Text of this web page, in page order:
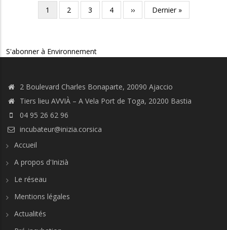
PaginationPage
courante
1 Page
2 Page
3 Page
4
Page
suivante
››
Dernière
page
Dernier »
S'abonner à Environnement
2 Boulevard Charles Bonaparte, 20090 Ajaccio
Tiers lieu AVVIÀ – A Vela Port de Toga, 20200 Bastia
04 95 26 62 96
incubateur@inizia.corsica
Accueil
A propos d'Inizià
Le réseau
Mentions légales
Actualités